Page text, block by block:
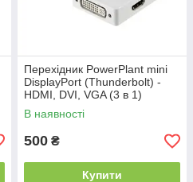
Перехідник PowerPlant mini
DisplayPort (Thunderbolt) -
HDMI, DVI, VGA (3 в 1)
В наявності
500 ₴
Купити